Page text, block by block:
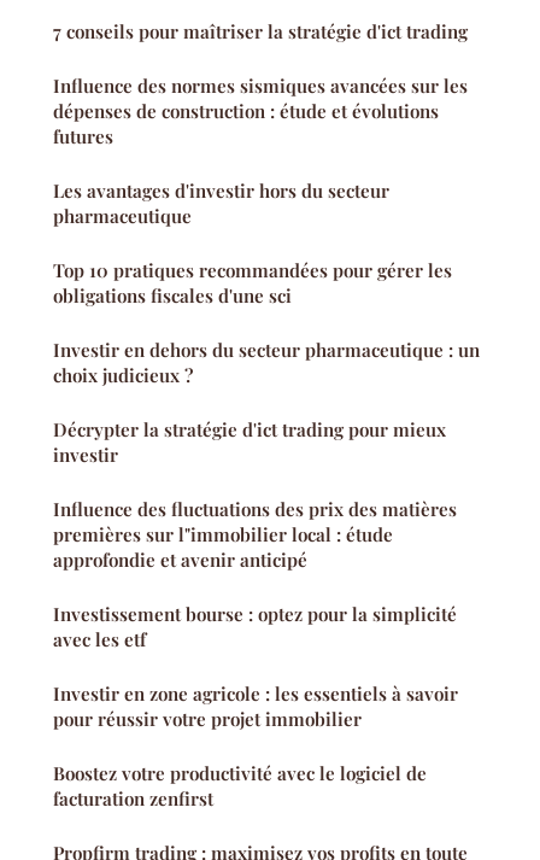
7 conseils pour maîtriser la stratégie d'ict trading
Influence des normes sismiques avancées sur les
dépenses de construction : étude et évolutions
futures
Les avantages d'investir hors du secteur
pharmaceutique
Top 10 pratiques recommandées pour gérer les
obligations fiscales d'une sci
Investir en dehors du secteur pharmaceutique : un
choix judicieux ?
Décrypter la stratégie d'ict trading pour mieux
investir
Influence des fluctuations des prix des matières
premières sur l"immobilier local : étude
approfondie et avenir anticipé
Investissement bourse : optez pour la simplicité
avec les etf
Investir en zone agricole : les essentiels à savoir
pour réussir votre projet immobilier
Boostez votre productivité avec le logiciel de
facturation zenfirst
Propfirm trading : maximisez vos profits en toute